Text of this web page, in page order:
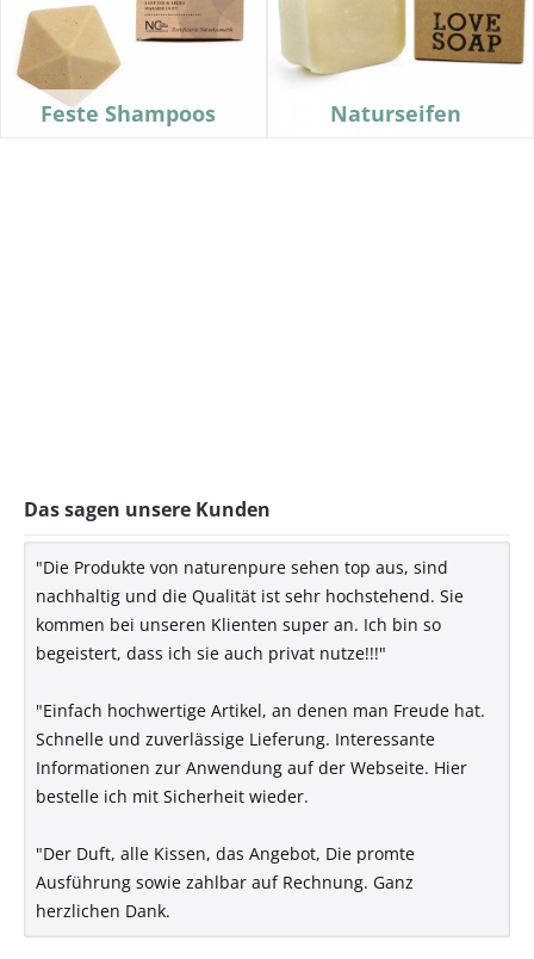
Das sagen unsere Kunden
"Die Produkte von naturenpure sehen top aus, sind
nachhaltig und die Qualität ist sehr hochstehend. Sie
kommen bei unseren Klienten super an. Ich bin so
begeistert, dass ich sie auch privat nutze!!!"
"Einfach hochwertige Artikel, an denen man Freude hat.
Schnelle und zuverlässige Lieferung. Interessante
Informationen zur Anwendung auf der Webseite. Hier
bestelle ich mit Sicherheit wieder.
"Der Duft, alle Kissen, das Angebot, Die promte
Ausführung sowie zahlbar auf Rechnung. Ganz
herzlichen Dank.
Feste Shampoos Naturseifen